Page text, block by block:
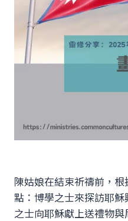
陳姑娘在結束祈禱前，
點：博學之士來探訪耶
之士向耶穌獻上送禮物